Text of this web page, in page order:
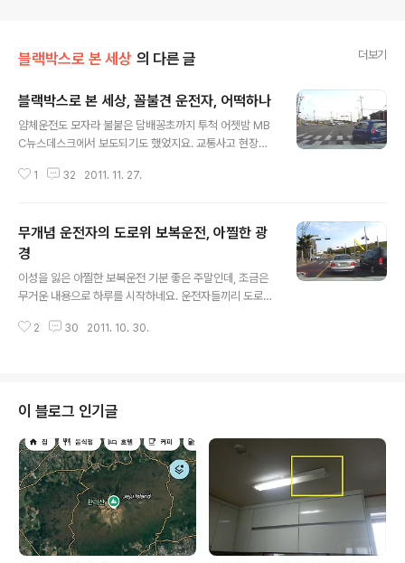
블랙박스로 본 세상 의 다른 글 더보기
블랙박스로 본 세상, 꼴불견 운전자, 어떡하나
얌체운전도 모자라 불붙은 담배꽁초까지 투척 어젯밤 MB
C뉴스데스크에서 보도되기도 했었지요. 교통사고 현장이
요. 요즘 들어 블랙박스가 교통사고를 줄이는데 톡톡한 효
것 같습니다. 도로를 달리다 보면 기본적인 상식으로는 도
저히 이해할 수 없는 황당한 경우를 자주 보게 되는데요, 기
본적으로 준수해야 할 법규도 그렇지만 운전자들끼리도 서
로 간에 지켜야할 보이지 않는 예의도 반드시 필요합니다.
혼자만 사는 세상이 아니라는 겁니다. 아주 쉽게 볼 수 있는
예로..... 야간에 마주 오는 차량이 있는데도 헤드라이트를
1 32 2011. 11. 27.
무개념 운전자의 도로위 보복운전, 아찔한 광
경
이성을 잃은 아찔한 보복운전 기분 좋은 주말인데, 조금은
무거운 내용으로 하루를 시작하네요. 운전자들끼리 도로위
보복운전이 도를 넘고 있다는 언론보도를 종종 접하게 되
편도1차선의 조그마한 교차로. 앞서가던 은색계열의 승용
차 한 대가 신호를 받고 멈춰서 있습니다. 잠시 후, 검은색
의 RV차량이 승용차 옆으로 다가옵니다. 1차선인데도 불
구하고 승용차를 앞서 가려는 행동이 분명해 보입니다. 이
얌체 운전자는 승용차보다 오히려 한 발짝 앞서 나가 신호
를 기다립니다. 잠시 후, 신호가 바뀌자 검은..
2 30 2011. 10. 30.
이 블로그 인기글